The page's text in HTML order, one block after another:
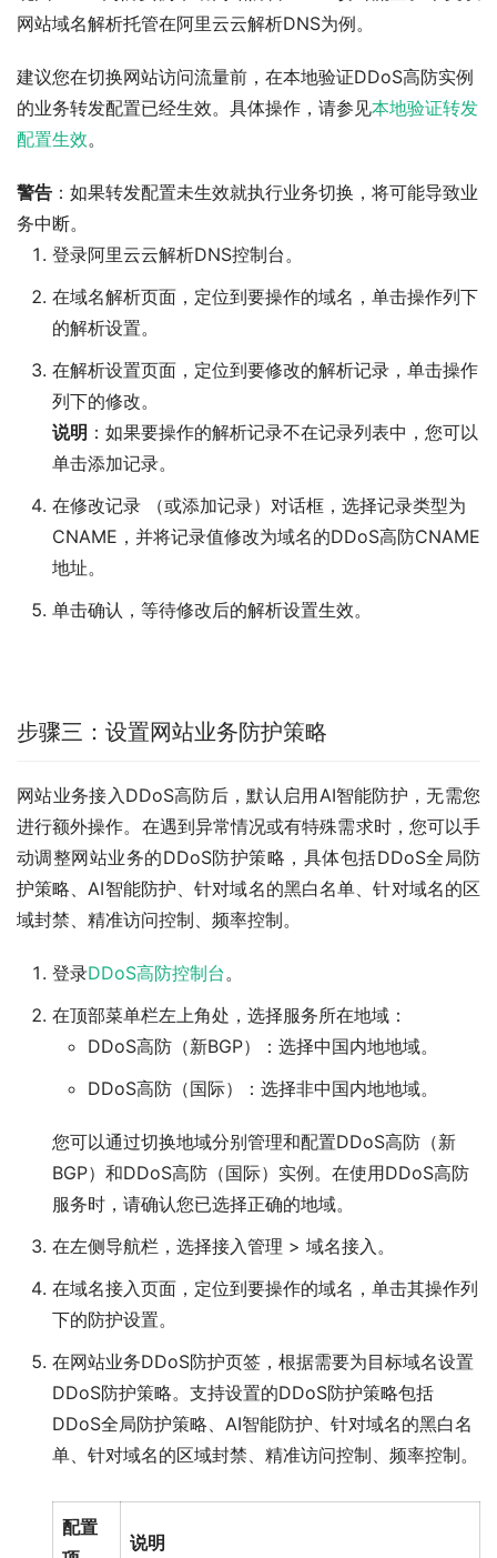
网站域名解析托管在阿里云云解析DNS为例。
建议您在切换网站访问流量前，在本地验证DDoS高防实例
的业务转发配置已经生效。具体操作，请参见本地验证转发
配置生效。
警告 ：如果转发配置未生效就执行业务切换，将可能导致业
务中断。
登录阿里云云解析DNS控制台。
在域名解析页面，定位到要操作的域名，单击操作列下
的解析设置。
在解析设置页面，定位到要修改的解析记录，单击操作
列下的修改。
说明 ：如果要操作的解析记录不在记录列表中，您可以
单击添加记录。
在修改记录 （或添加记录）对话框，选择记录类型为
CNAME ，并将记录值修改为域名的DDoS高防CNAME
地址。
单击确认 ，等待修改后的解析设置生效。
步骤三：设置网站业务防护策略
网站业务接入DDoS高防后，默认启用AI智能防护，无需您
进行额外操作。在遇到异常情况或有特殊需求时，您可以手
动调整网站业务的DDoS防护策略，具体包括DDoS全局防
护策略、AI智能防护、针对域名的黑白名单、针对域名的区
域封禁、精准访问控制、频率控制。
登录DDoS高防控制台 。
在顶部菜单栏左上角处，选择服务所在地域：
DDoS高防（新BGP）
：选择中国内地地域。
DDoS高防（国际）
：选择非中国内地地域。
您可以通过切换地域分别管理和配置DDoS高防（新
BGP）和DDoS高防（国际）实例。在使用DDoS高防
服务时，请确认您已选择正确的地域。
在左侧导航栏，选择接入管理 > 域名接入 。
在域名接入页面，定位到要操作的域名，单击其操作列
下的防护设置。
在网站业务DDoS防护页签，根据需要为目标域名设置
DDoS防护策略。支持设置的DDoS防护策略包括
DDoS全局防护策略、AI智能防护、针对域名的黑白名
单、针对域名的区域封禁、精准访问控制、频率控制。
配置
说明